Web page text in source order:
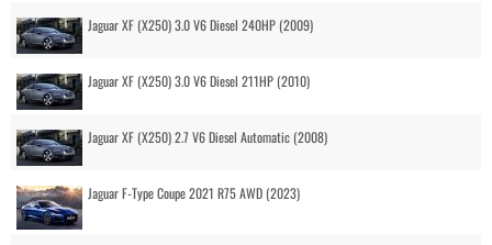
Jaguar XF (X250) 3.0 V6 Diesel 240HP (2009)
Jaguar XF (X250) 3.0 V6 Diesel 211HP (2010)
Jaguar XF (X250) 2.7 V6 Diesel Automatic (2008)
Jaguar F-Type Coupe 2021 R75 AWD (2023)